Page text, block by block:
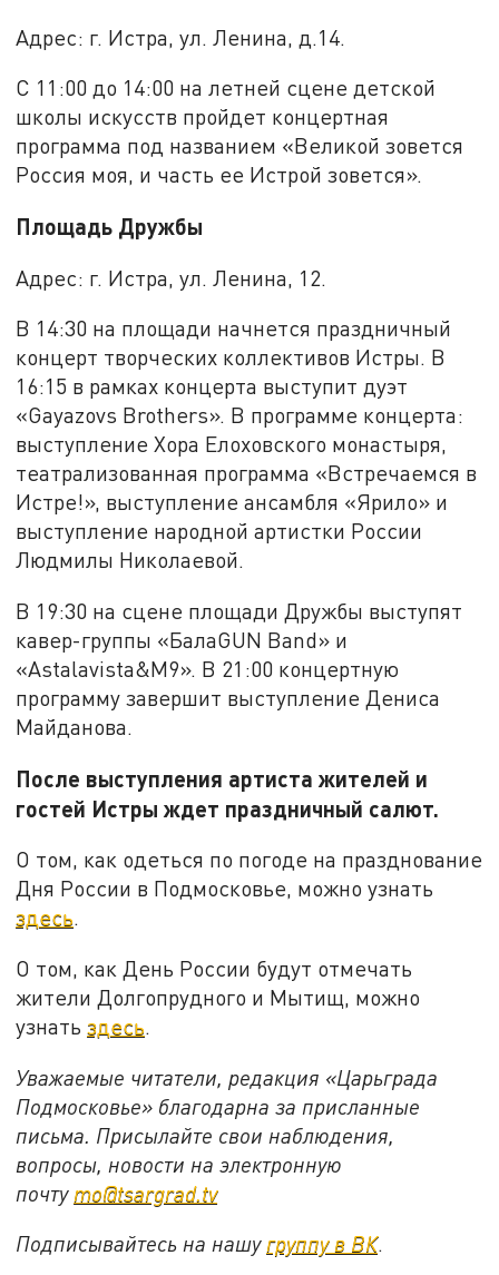
Адрес: г. Истра, ул. Ленина, д.14.
С 11:00 до 14:00 на летней сцене детской
школы искусств пройдет концертная
программа под названием «Великой зовется
Россия моя, и часть ее Истрой зовется».
Площадь Дружбы
Адрес: г. Истра, ул. Ленина, 12.
В 14:30 на площади начнется праздничный
концерт творческих коллективов Истры. В
16:15 в рамках концерта выступит дуэт
«Gayazovs Brothers». В программе концерта:
выступление Хора Елоховского монастыря,
театрализованная программа «Встречаемся в
Истре!», выступление ансамбля «Ярило» и
выступление народной артистки России
Людмилы Николаевой.
В 19:30 на сцене площади Дружбы выступят
кавер-группы «БалаGUN Band» и
«Astalavista&M9». В 21:00 концертную
программу завершит выступление Дениса
Майданова.
После выступления артиста жителей и
гостей Истры ждет праздничный салют.
О том, как одеться по погоде на празднование
Дня России в Подмосковье, можно узнать
здесь.
О том, как День России будут отмечать
жители Долгопрудного и Мытищ, можно
узнатьздесь.
Уважаемые читатели, редакция «Царьграда
Подмосковье» благодарна за присланные
письма. Присылайте свои наблюдения,
вопросы, новости на электронную
почту mo@tsargrad.tv
Подписывайтесь на нашу группу в ВК.